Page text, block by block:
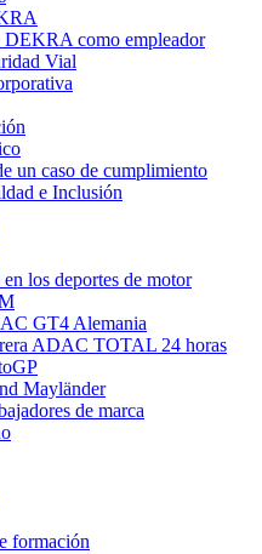
DEKRA como empleador
Vial
un caso de cumplimiento
e Inclusión
en los deportes de motor
GT4 Alemania
ADAC TOTAL 24 horas
Mayländer
de marca
formación